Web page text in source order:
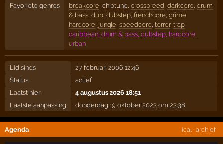
Favoriete genres
breakcore , chiptune, crossbreed darkcore drum
& bass, dub, dubstep, frenchcore grime
hardcore jungle speedcore terror, trap
caribbean, drum & bass, dubstep, hardcore,
urban
Lid sinds
27 februari 2006 12:46
Status
actief
Laatst hier
4 augustus 2026 18:51
Laatste aanpassing
donderdag 19 oktober 2023 om 23:38
Agenda ical · archief